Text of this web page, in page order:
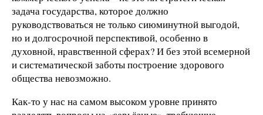
задача государства, которое должно
руководствоваться не только сиюминутной выгодой,
но и долгосрочной перспективой, особенно в
духовной, нравственной сферах? И без этой всемерной
и систематической заботы построение здорового
общества невозможно.
Как-то у нас на самом высоком уровне принято